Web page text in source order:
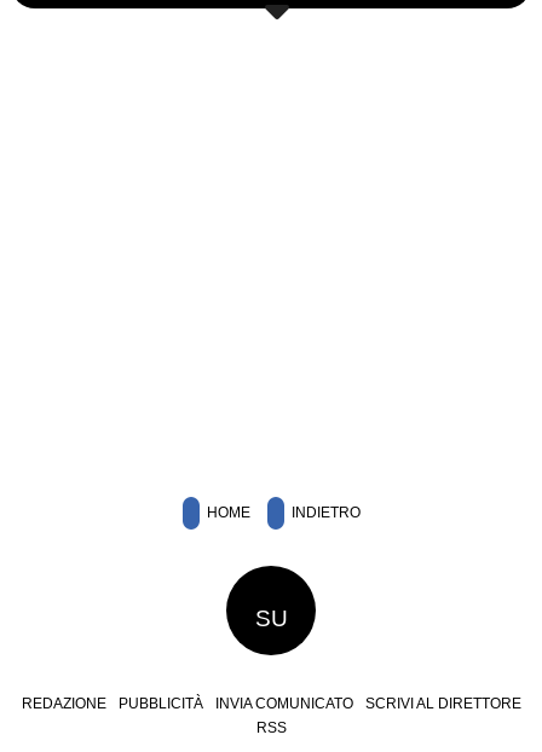
HOME INDIETRO
SU
REDAZIONE PUBBLICITÀ INVIA COMUNICATO
SCRIVI AL DIRETTORE
RSS